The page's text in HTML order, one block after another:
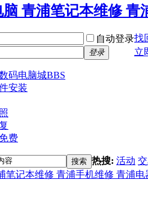
自动登录找
登录 立
码电脑城BBS
安装
费
搜索 热搜: 活动
笔记本维修 青浦手机维修 青浦电